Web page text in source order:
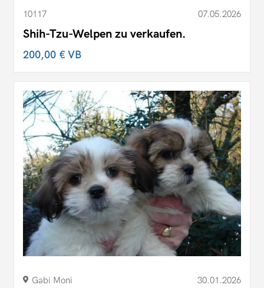
10117 07.05.2026
Shih-Tzu-Welpen zu verkaufen.
200,00 €VB
Gabi Moni 30.01.2026